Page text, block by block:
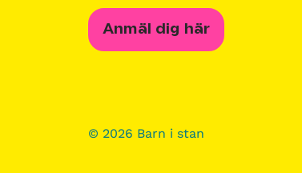
Anmäl dig här
© 2026 Barn i stan